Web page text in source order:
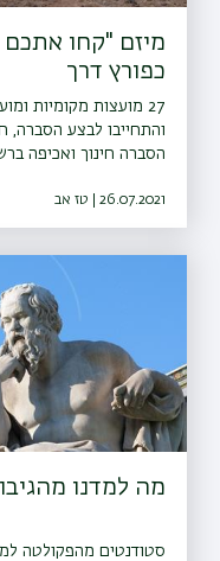
מיזם "קחו אתכם
כפורץ דרך
27 מועצות מקומיות
והתחייבו לבצע הסברה,
26.07.2021 | טז אב
מה למדנו
סטודנטים מהפקולטה